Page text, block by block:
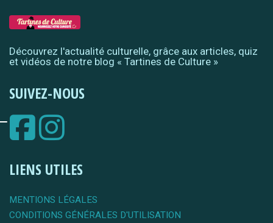
Découvrez l'actualité culturelle, grâce aux articles, quiz
et vidéos de notre blog « Tartines de Culture »
SUIVEZ-NOUS
LIENS UTILES
MENTIONS LÉGALES
CONDITIONS GÉNÉRALES D'UTILISATION